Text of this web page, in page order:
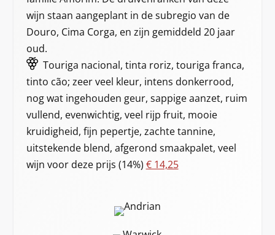
wijn staan aangeplant in de subregio van de
Douro, Cima Corga, en zijn gemiddeld 20 jaar
oud.
Touriga nacional, tinta roriz, touriga franca,
tinto cão; zeer veel kleur, intens donkerrood,
nog wat ingehouden geur, sappige aanzet, ruim
vullend, evenwichtig, veel rijp fruit, mooie
kruidigheid, fijn pepertje, zachte tannine,
uitstekende blend, afgerond smaakpalet, veel
wijn voor deze prijs (14%) € 14,25